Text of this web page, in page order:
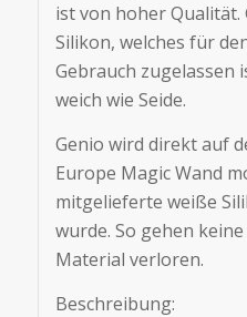
ist von hoher
Silikon, welches für
Gebrauch zugelassen
weich wie Seide.
Genio wird direkt auf
Europe Magic Wand
mitgelieferte weiße
wurde. So gehen
Material verloren.
Beschreibung: